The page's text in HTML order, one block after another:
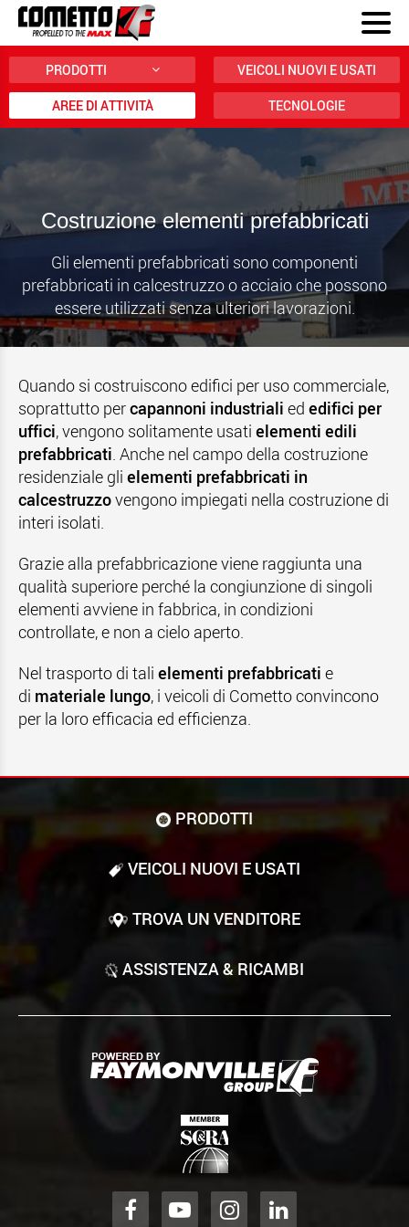
PRODOTTI VEICOLI NUOVI E USATI
AREE DI ATTIVITÀ TECNOLOGIE
Costruzione elementi prefabbricati
Gli elementi prefabbricati sono componenti
prefabbricati in calcestruzzo o acciaio che possono
essere utilizzati senza ulteriori lavorazioni.
Quando si costruiscono edifici per uso commerciale,
soprattutto percapannoni industriali ed edifici per
uffici, vengono solitamente usati elementi edili
prefabbricati. Anche nel campo della costruzione
residenziale gli elementi prefabbricati in
calcestruzzovengono impiegati nella costruzione di
interi isolati.
Grazie alla prefabbricazione viene raggiunta una
qualità superiore perché la congiunzione di singoli
elementi avviene in fabbrica, in condizioni
controllate, e non a cielo aperto.
Nel trasporto di tali elementi prefabbricati e
di materiale lungo, i veicoli di Cometto convincono
per la loro efficacia ed efficienza.
PRODOTTI
VEICOLI NUOVI E USATI
TROVA UN VENDITORE
ASSISTENZA & RICAMBI